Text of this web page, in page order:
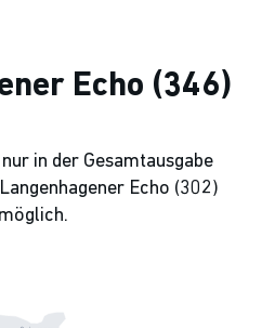
Echo (346)
in der Gesamtausgabe
Echo (302)
möglich.